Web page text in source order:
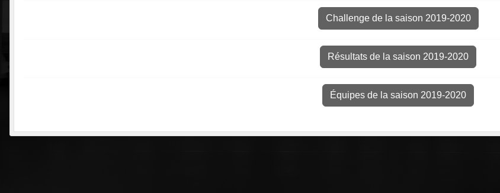
Challenge de la saison 2019-2020
Résultats de la saison 2019-2020
Équipes de la saison 2019-2020